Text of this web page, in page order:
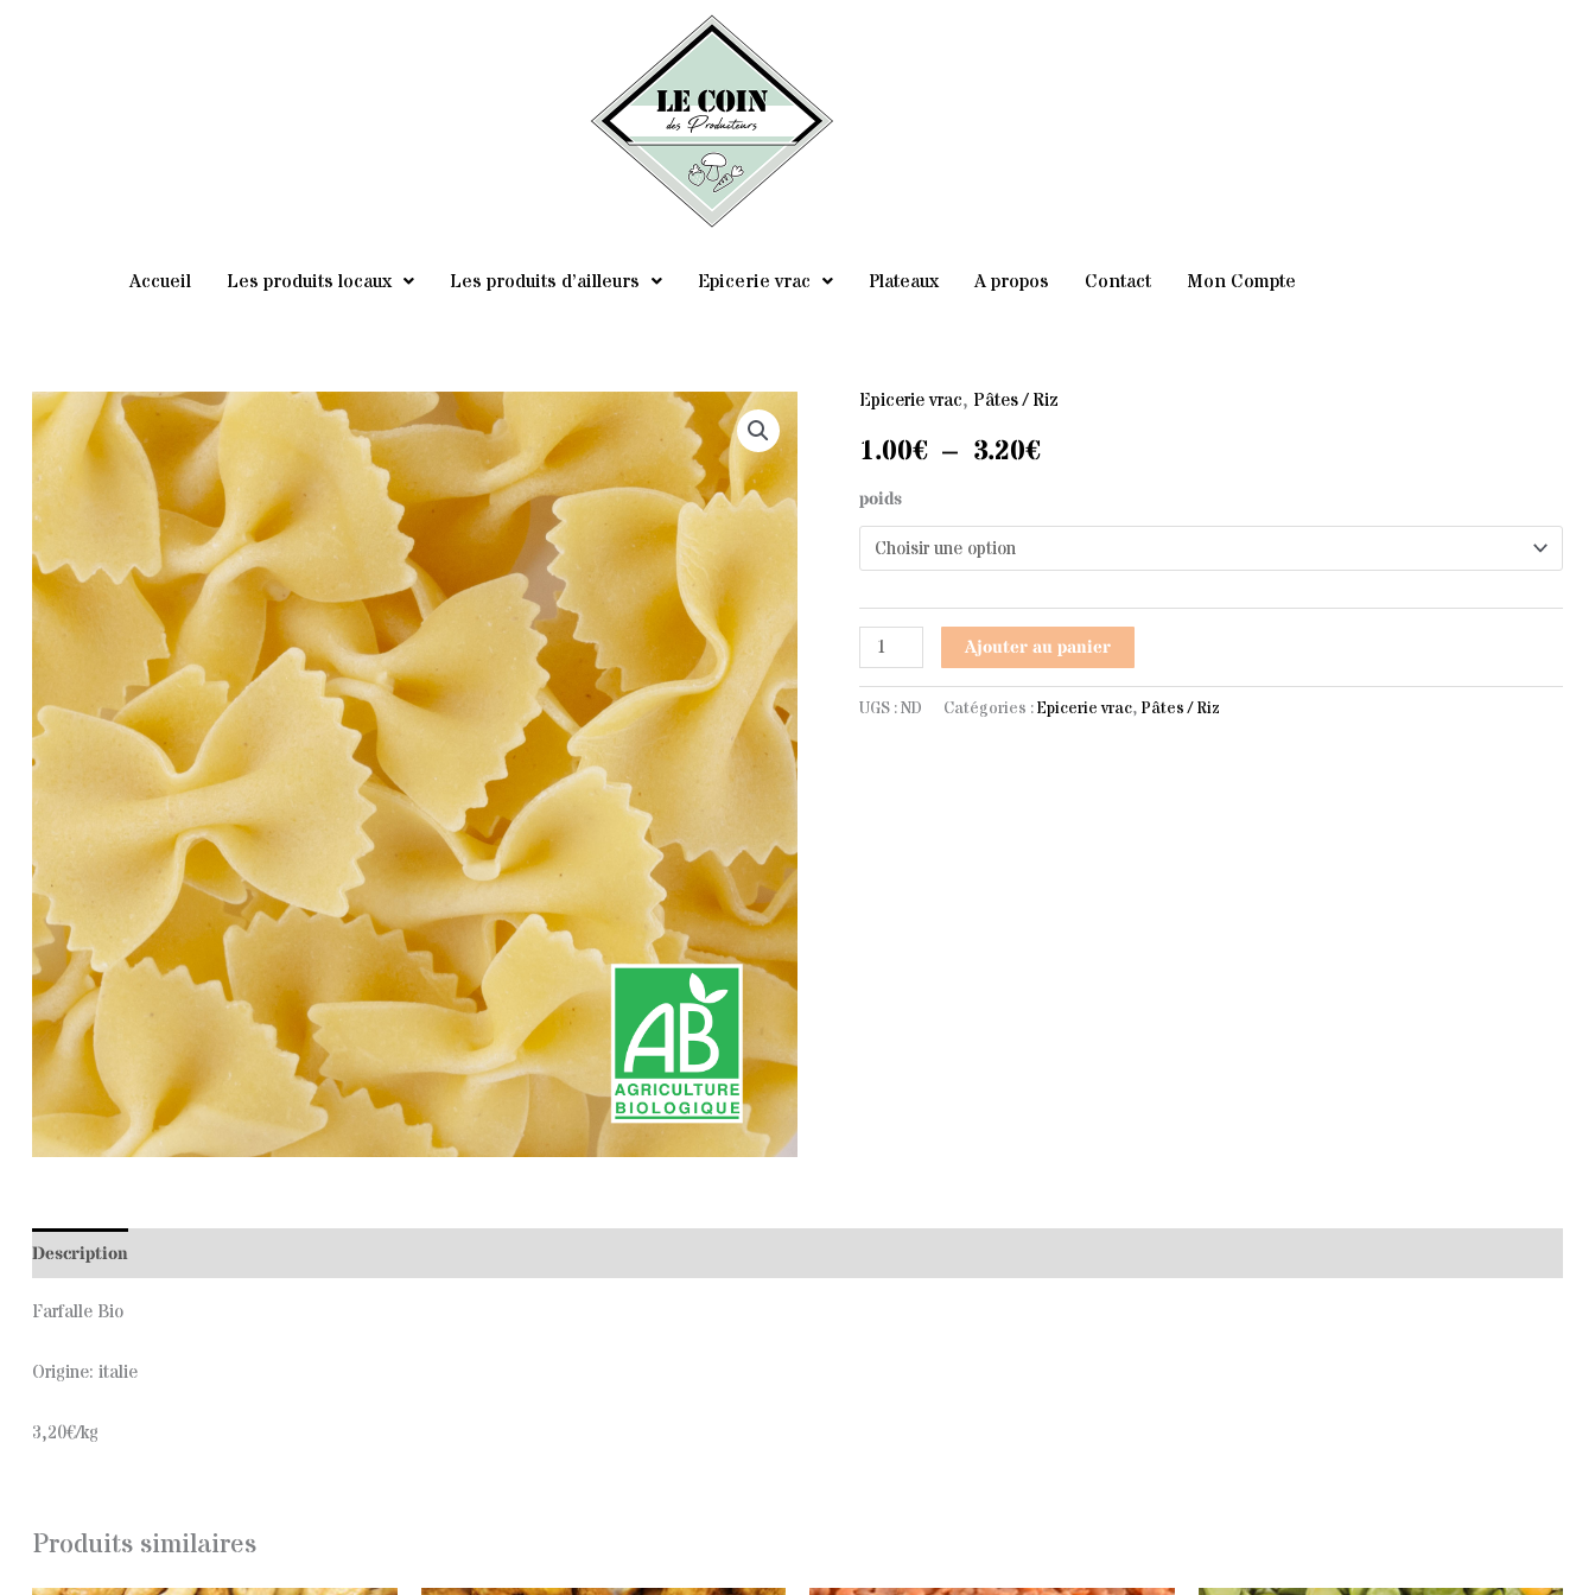
Accueil Les produits locaux Les produits d’ailleurs Epicerie vrac Plateaux A propos Contact Mon Compte
Epicerie vrac, Pâtes / Riz
1.00€ – 3.20€
Plage
de
1.00€
à
3.20€
poids
quantité
de
Bio
Ajouter au panier
UGS :ND Catégories :Epicerie vrac, Pâtes / Riz
Description
Farfalle Bio
Origine: italie
3,20€/kg
Produits similaires